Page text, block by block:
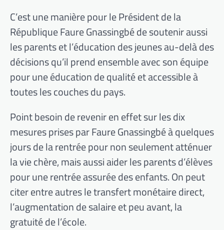
C’est une manière pour le Président de la
République Faure Gnassingbé de soutenir aussi
les parents et l’éducation des jeunes au-delà des
décisions qu’il prend ensemble avec son équipe
pour une éducation de qualité et accessible à
toutes les couches du pays.
Point besoin de revenir en effet sur les dix
mesures prises par Faure Gnassingbé à quelques
jours de la rentrée pour non seulement atténuer
la vie chère, mais aussi aider les parents d’élèves
pour une rentrée assurée des enfants. On peut
citer entre autres le transfert monétaire direct,
l’augmentation de salaire et peu avant, la
gratuité de l’école.